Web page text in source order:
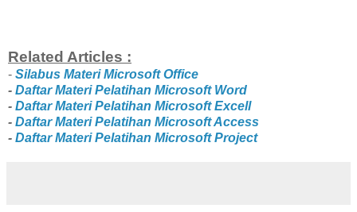
Related Articles :
- Silabus Materi Microsoft Office
- Daftar Materi Pelatihan Microsoft Word
- DaftarMateri Pelatihan Microsoft Excell
- DaftarMateri Pelatihan Microsoft Access
- DaftarMateri Pelatihan Microsoft Project